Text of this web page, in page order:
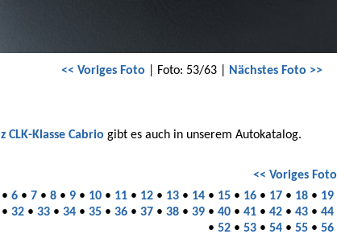
<< Voriges Foto | Foto: 53/63 |
Nächstes Foto >>
CLK-Klasse Cabrio gibt es auch in unserem Autokatalog.
<< Voriges Foto
• 6 • 7 • 8 • 9 • 10 • 11 • 12 • 13 • 14 • 15 • 16 • 17 • 18 • 19
• 32 • 33 • 34 • 35 • 36 • 37 • 38 • 39 • 40 • 41 • 42 • 43 • 44
• 52 • 53 • 54 • 55 • 56